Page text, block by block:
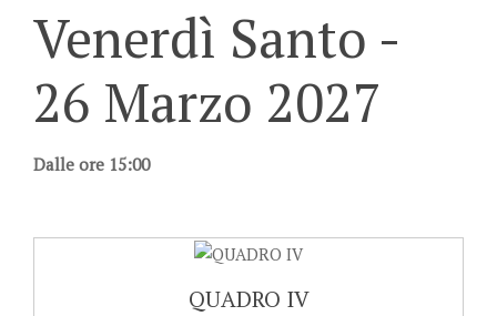
Venerdì Santo -
26 Marzo 2027
Dalle ore 15:00
QUADRO IV